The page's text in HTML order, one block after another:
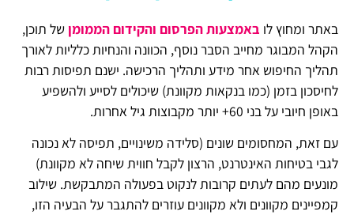
באתר ומחוץ לו באמצעות הפרסום והקידום הממומן של תוכן,
הקהל המבוגר מחייב הסבר נוסף, הכוונה והנחיות כלליות לאורך
תהליך החיפוש אחר מידע ותהליך הרכישה. ישנם תפיסות רבות
לחיסכון בזמן (כמו בנקאות מקוונת) שיכולים לסייע ולהשפיע
באופן חיובי על בני 60+ יותר מקבוצות גיל אחרות.
עם זאת, המחסומים שונים (סלידה משינויים, תפיסה לא נכונה
לגבי בטיחות האינטרנט, הרצון לקבל חווית שיחה לא מקוונת)
מונעים מהם לעתים קרובות לנקוט בפעולה המתבקשת. שילוב
קמפיינים מקוונים ולא מקוונים עוזרים להתגבר על הבעיה הזו,